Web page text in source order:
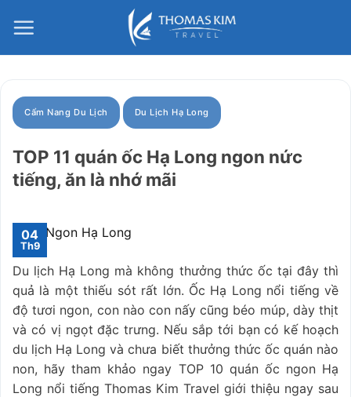
qua
Cẩm Nang Du Lịch Du Lịch Hạ Long
TOP 11 quán ốc Hạ Long ngon nức
tiếng, ăn là nhớ mãi
04
Th9
Du lịch Hạ Long mà không thưởng thức ốc tại đây thì
quả là một thiếu sót rất lớn. Ốc Hạ Long nổi tiếng về
độ tươi ngon, con nào con nấy cũng béo múp, dày thịt
và có vị ngọt đặc trưng. Nếu sắp tới bạn có kế hoạch
du lịch Hạ Long và chưa biết thưởng thức ốc quán nào
non, hãy tham khảo ngay TOP 10 quán ốc ngon Hạ
Long nổi tiếng Thomas Kim Travel giới thiệu ngay sau